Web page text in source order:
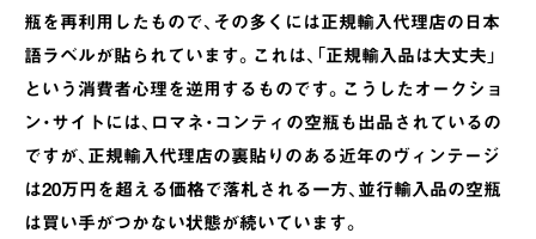
瓶を再利用したもので、その多くには正規輸入代理店の日本
語ラベルが貼られています。これは、「正規輸入品は大丈夫」
という消費者心理を逆用するものです。こうしたオークショ
ン・サイトには、ロマネ・コンティの空瓶も出品されているの
ですが、正規輸入代理店の裏貼りのある近年のヴィンテージ
は20万円を超える価格で落札される一方、並行輸入品の空瓶
は買い手がつかない状態が続いています。